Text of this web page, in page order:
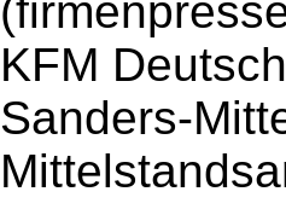
KFM
Sanders-